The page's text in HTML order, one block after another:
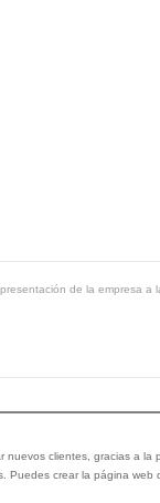
de la empresa a
nuevos clientes, gracias a la
Puedes crear la página web